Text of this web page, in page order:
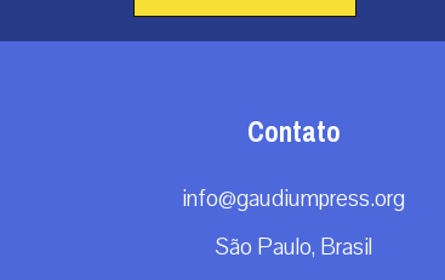
Contato
info@gaudiumpress.org
São Paulo, Brasil